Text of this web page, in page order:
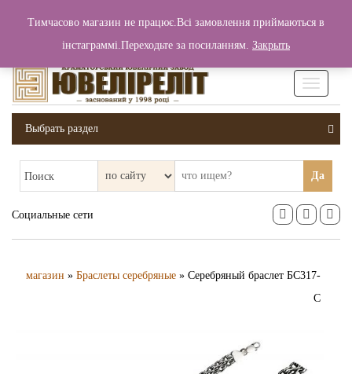
Вход / Регистрация 0 грн.
Выбрать раздел
Поиск Да
Социальные сети
магазин » Браслеты серебряные » Серебряный браслет БС317-
С
Тимчасово магазин не працює.Всі замовлення приймаються в
інстаграммі.Переходьте за посиланням. Закрыть